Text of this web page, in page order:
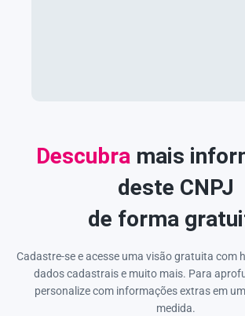
Descubra mais
deste CNPJ
de forma
Cadastre-se e acesse uma visão gratuita com
dados cadastrais e muito mais. Para
personalize com informações extras em
medida.